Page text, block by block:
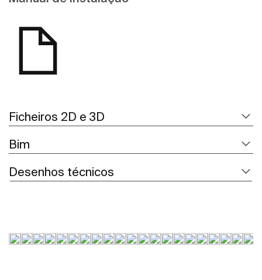
Ficheiros 2D e 3D
Bim
Desenhos técnicos